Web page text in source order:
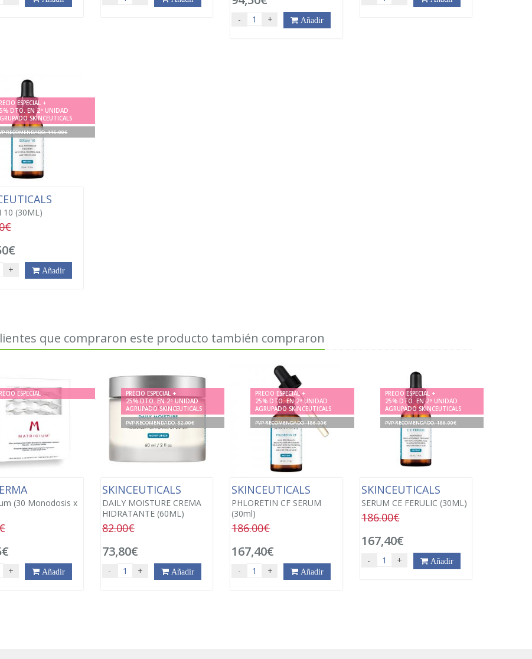
- + Añadir
ESPECIAL +
DTO. EN 2ª UNIDAD
SKINCEUTICALS
RECOMENDADO. 115.00€
10 (30ML)
+ Añadir
que compraron este producto también compraron
ESPECIAL
(30 Monodosis x
+ Añadir
PRECIO ESPECIAL +
25% DTO. EN 2ª UNIDAD
AGRUPADO SKINCEUTICALS
PVP RECOMENDADO. 82.00€
SKINCEUTICALS
DAILY MOISTURE CREMA
HIDRATANTE (60ML)
82.00€
73,80€
- + Añadir
PRECIO ESPECIAL +
25% DTO. EN 2ª UNIDAD
AGRUPADO SKINCEUTICALS
PVP RECOMENDADO. 186.00€
SKINCEUTICALS
PHLORETIN CF SERUM
(30ml)
186.00€
167,40€
- + Añadir
PRECIO ESPECIAL +
25% DTO. EN 2ª UNIDAD
AGRUPADO SKINCEUTICALS
PVP RECOMENDADO. 186.00€
SKINCEUTICALS
SERUM CE FERULIC (30ML)
186.00€
167,40€
- + Añadir